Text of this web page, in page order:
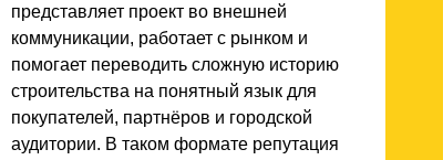
представляет проект во внешней
коммуникации, работает с рынком и
помогает переводить сложную историю
строительства на понятный язык для
покупателей, партнёров и городской
аудитории. В таком формате репутация